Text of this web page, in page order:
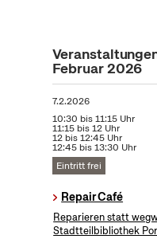
Februar 2026
7.2.2026
10:30 bis 11:15 Uhr
11:15 bis 12 Uhr
12 bis 12:45 Uhr
12:45 bis 13:30 Uhr
Eintritt frei
Repair Café
Reparieren statt
Stadtteilbibliothek